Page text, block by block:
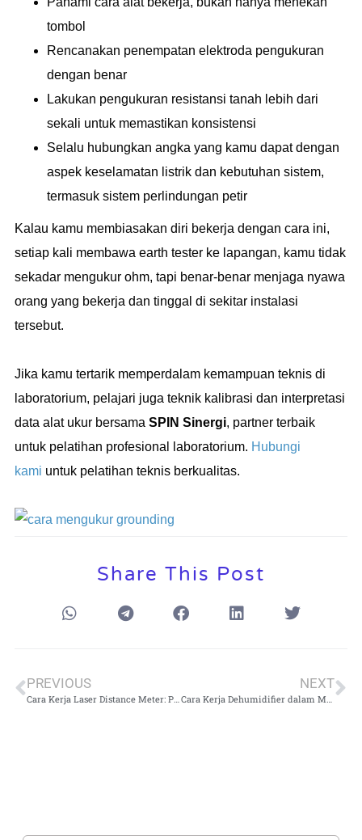
tombol
Rencanakan penempatan elektroda pengukuran
dengan benar
Lakukan pengukuran resistansi tanah lebih dari
sekali untuk memastikan konsistensi
Selalu hubungkan angka yang kamu dapat dengan
aspek keselamatan listrik dan kebutuhan sistem,
termasuk sistem perlindungan petir
Kalau kamu membiasakan diri bekerja dengan cara ini,
setiap kali membawa earth tester ke lapangan, kamu tidak
sekadar mengukur ohm, tapi benar-benar menjaga nyawa
orang yang bekerja dan tinggal di sekitar instalasi
tersebut.
Jika kamu tertarik memperdalam kemampuan teknis di
laboratorium, pelajari juga teknik kalibrasi dan interpretasi
data alat ukur bersama SPIN Sinergi, partner terbaik
untuk pelatihan profesional laboratorium. Hubungi
kami untuk pelatihan teknis berkualitas.
Share This Post
PREVIOUS NEXT